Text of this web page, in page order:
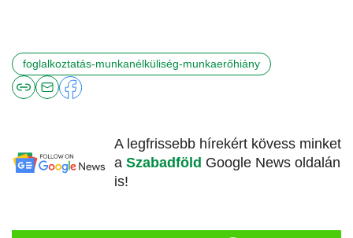
foglalkoztatás-munkanélküliség-munkaerőhiány
A legfrissebb hírekért kövess minket
a Szabadföld Google News oldalán
is!